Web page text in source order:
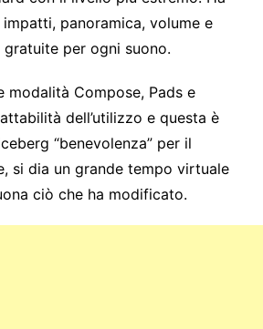
panoramica, volume e
per ogni suono.
modalità Compose, Pads e
dell’utilizzo e questa è
“benevolenza” per il
si dia un grande tempo virtuale
ciò che ha modificato.